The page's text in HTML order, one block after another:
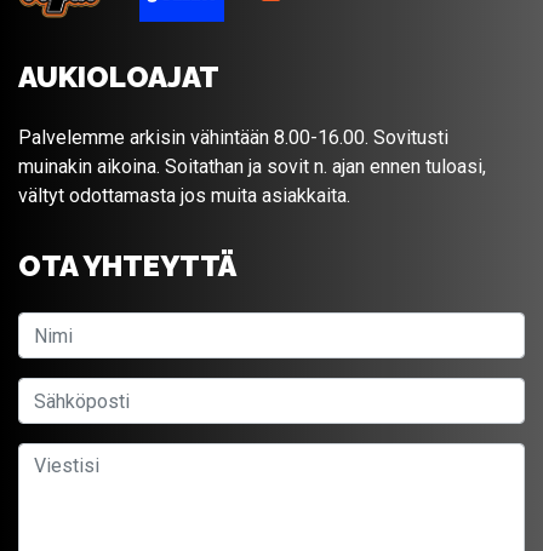
AUKIOLOAJAT
Palvelemme arkisin vähintään 8.00-16.00. Sovitusti
muinakin aikoina. Soitathan ja sovit n. ajan ennen tuloasi,
vältyt odottamasta jos muita asiakkaita.
OTA YHTEYTTÄ